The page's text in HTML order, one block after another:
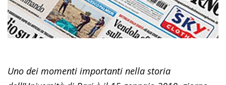
Uno dei momenti importanti nella storia